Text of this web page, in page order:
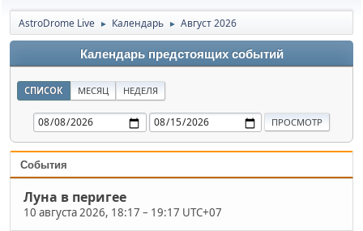
AstroDrome Live ► Календарь ► Август 2026
Календарь предстоящих событий
СПИСОК МЕСЯЦ НЕДЕЛЯ
События
Луна в перигее
10 августа 2026, 18:17 – 19:17 UTC+07